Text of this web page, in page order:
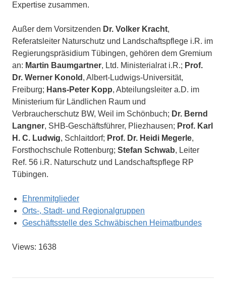
Expertise zusammen.
Außer dem Vorsitzenden Dr. Volker Kracht,
Referatsleiter Naturschutz und Landschaftspflege i.R. im
Regierungspräsidium Tübingen, gehören dem Gremium
an: Martin Baumgartner, Ltd. Ministerialrat i.R.; Prof.
Dr. Werner Konold , Albert-Ludwigs-Universität,
Freiburg; Hans-Peter Kopp, Abteilungsleiter a.D. im
Ministerium für Ländlichen Raum und
Verbraucherschutz BW, Weil im Schönbuch; Dr. Bernd
Langner, SHB-Geschäftsführer, Pliezhausen; Prof. Karl
H. C. Ludwig, Schlaitdorf; Prof. Dr. Heidi Megerle,
Forsthochschule Rottenburg; Stefan Schwab, Leiter
Ref. 56 i.R. Naturschutz und Landschaftspflege RP
Tübingen.
Ehrenmitglieder
Orts-, Stadt- und Regionalgruppen
Geschäftsstelle des Schwäbischen Heimatbundes
Views: 1638